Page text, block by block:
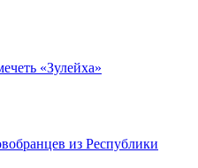
«Зулейха»
из Республики